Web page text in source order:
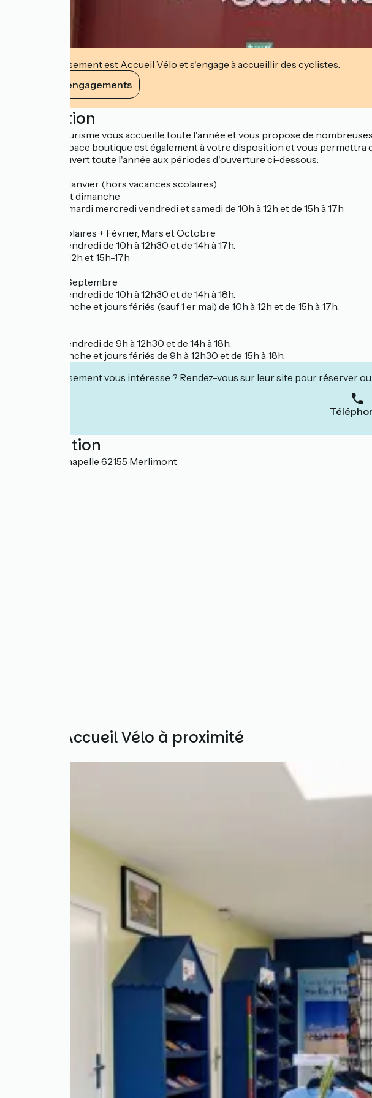
Cet établissement est Accueil Vélo et s'engage à accueillir des cyclistes.
Voir ses engagements
Description
L'office de Tourisme vous accueille toute l'année et vous propose de
autres. Un espace boutique est également à votre disposition et vous
L'office est ouvert toute l'année aux périodes d'ouverture ci-dessous:
Novembre à Janvier (hors vacances scolaires)
Fermé jeudi et dimanche
Ouvert lundi mardi mercredi vendredi et samedi de 10h à 12h et de 15h à 17h
Vacances scolaires + Février, Mars et Octobre
Du lundi au vendredi de 10h à 12h30 et de 14h à 17h.
Samedi 10h- 12h et 15h-17h
D'avril à juin, Septembre
Du lundi au vendredi de 10h à 12h30 et de 14h à 18h.
Samedi, dimanche et jours fériés (sauf 1 er mai) de 10h à 12h et de 15h à 17h.
Du lundi au vendredi de 9h à 12h30 et de 14h à 18h.
Samedi, dimanche et jours fériés de 9h à 12h30 et de 15h à 18h.
Cet établissement vous intéresse ? Rendez-vous sur leur site pour réserver ou
Localisation
Place de la Chapelle 62155 Merlimont
Autres Accueil Vélo à proximité